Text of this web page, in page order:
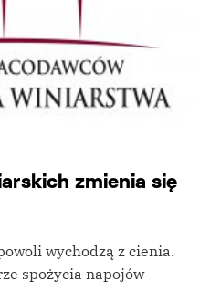
zmienia się
wychodzą z cienia.
spożycia napojów